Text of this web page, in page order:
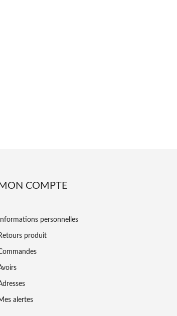
MON COMPTE
Informations personnelles
produit
alertes